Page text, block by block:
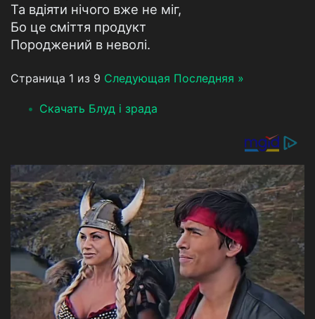
Та вдіяти нічого вже не міг,
Бо це сміття продукт
Породжений в неволі.
Страница 1 из 9 Следующая Последняя »
Скачать Блуд і зрада